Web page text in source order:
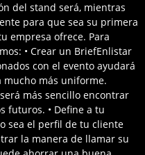
del stand será, mientras
para que sea su primera
empresa ofrece. Para
• Crear un BriefEnlistar
con el evento ayudará
más uniforme.
más sencillo encontrar
futuros. • Define a tu
sea el perfil de tu cliente
la manera de llamar su